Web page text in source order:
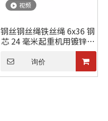
视频
钢丝钢丝绳铁丝绳 6x36 钢
芯 24 毫米起重机用镀锌价
询价